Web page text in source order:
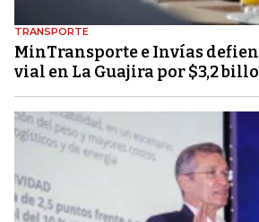
TRANSPORTE
MinTransporte e Invías
vial en La Guajira por $3,2